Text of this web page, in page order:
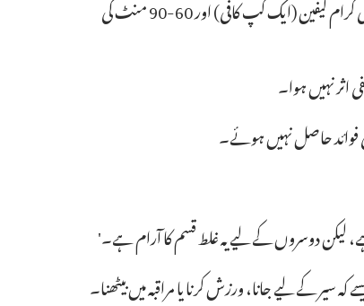
میڈنِک اور اس کے ساتھیوں نے سنہ 2008 میں ایک مطالعہ کیا جس میں 200 ملی گرام کیفین (ایک کپ کافی) اور 60-90 منٹ کی
اثر نہیں ہوا۔
فوائد حاصل نہیں ہوئے۔
لیکن دوسروں کے لیے یہ غلط قسم کا آرام ہے۔'
کے لیے جانا، ورزش کرنا یا مراقبہ میں بیٹھنا۔